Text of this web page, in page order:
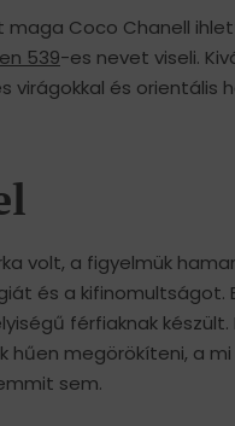
Coco Chanell
539-es nevet viseli.
és orientális
volt, a figyelmük
és a
férfiaknak
hűen megörökíteni, a
sem.